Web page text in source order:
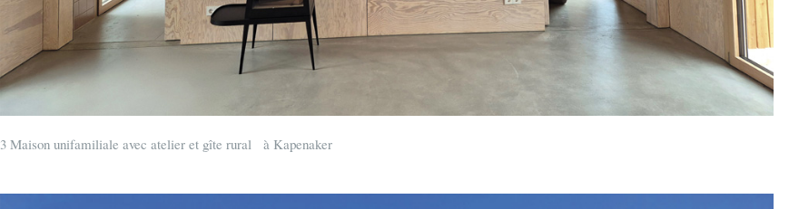
3 Maison unifamiliale avec atelier et gîte rural à Kapenaker